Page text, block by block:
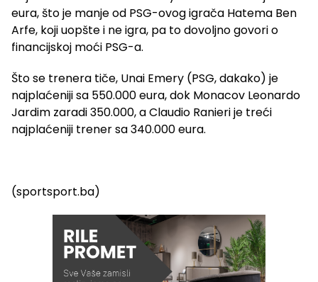
eura, što je manje od PSG-ovog igrača Hatema Ben
Arfe, koji uopšte i ne igra, pa to dovoljno govori o
financijskoj moći PSG-a.
Što se trenera tiče, Unai Emery (PSG, dakako) je
najplaćeniji sa 550.000 eura, dok Monacov Leonardo
Jardim zaradi 350.000, a Claudio Ranieri je treći
najplaćeniji trener sa 340.000 eura.
(sportsport.ba)